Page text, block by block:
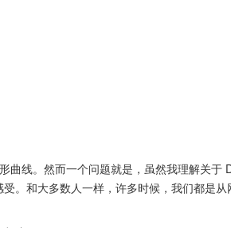
曲线。然而一个问题就是，虽然我理解关于
。和大多数人一样，许多时候，我们都是